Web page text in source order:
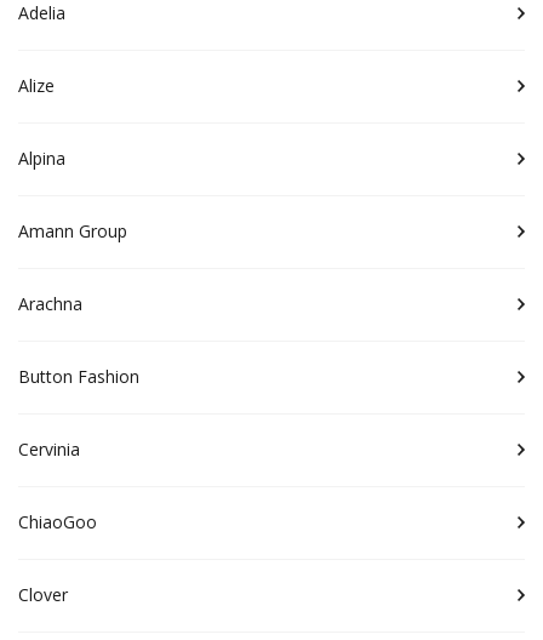
Adelia
Alize
Alpina
Amann Group
Arachna
Button Fashion
Cervinia
ChiaoGoo
Clover